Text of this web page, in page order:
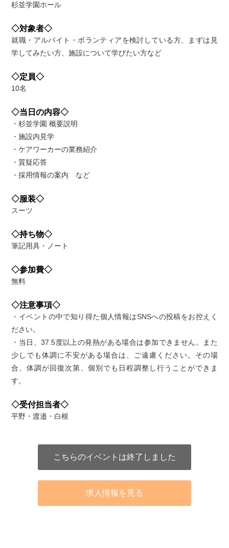
杉並学園ホール
◇対象者◇
就職・アルバイト・ボランティアを検討している方、まずは見
学してみたい方、施設について学びたい方など
◇定員◇
10名
◇当日の内容◇
・杉並学園 概要説明
・施設内見学
・ケアワーカーの業務紹介
・質疑応答
・採用情報の案内 など
◇服装◇
スーツ
◇持ち物◇
筆記用具・ノート
◇参加費◇
無料
◇注意事項◇
・イベントの中で知り得た個人情報はSNSへの投稿をお控えく
ださい。
・当日、37.5度以上の発熱がある場合は参加できません。また
少しでも体調に不安がある場合は、ご遠慮ください。その場
合、体調が回復次第、個別でも日程調整し行うことができま
す。
◇受付担当者◇
平野・渡邉・白根
こちらのイベントは終了しました
求人情報を見る